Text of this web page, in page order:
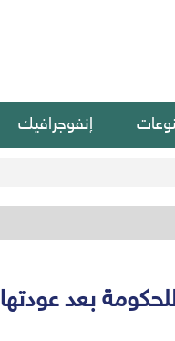
إنفوجرافيك
بعد عودتها